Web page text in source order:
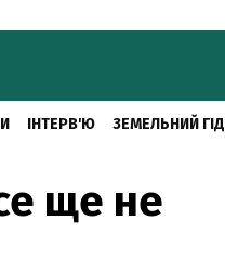
ІНТЕРВ'Ю ЗЕМЕЛЬНИЙ ГІД
ще не